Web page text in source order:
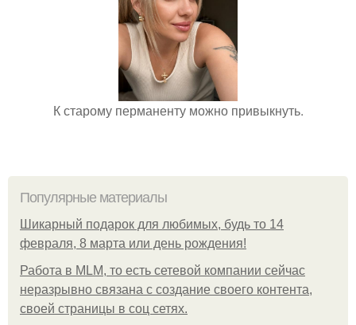
К старому перманенту можно привыкнуть.
Популярные материалы
Шикарный подарок для любимых, будь то 14
февраля, 8 марта или день рождения!
Работа в MLM, то есть сетевой компании сейчас
неразрывно связана с создание своего контента,
своей страницы в соц сетях.